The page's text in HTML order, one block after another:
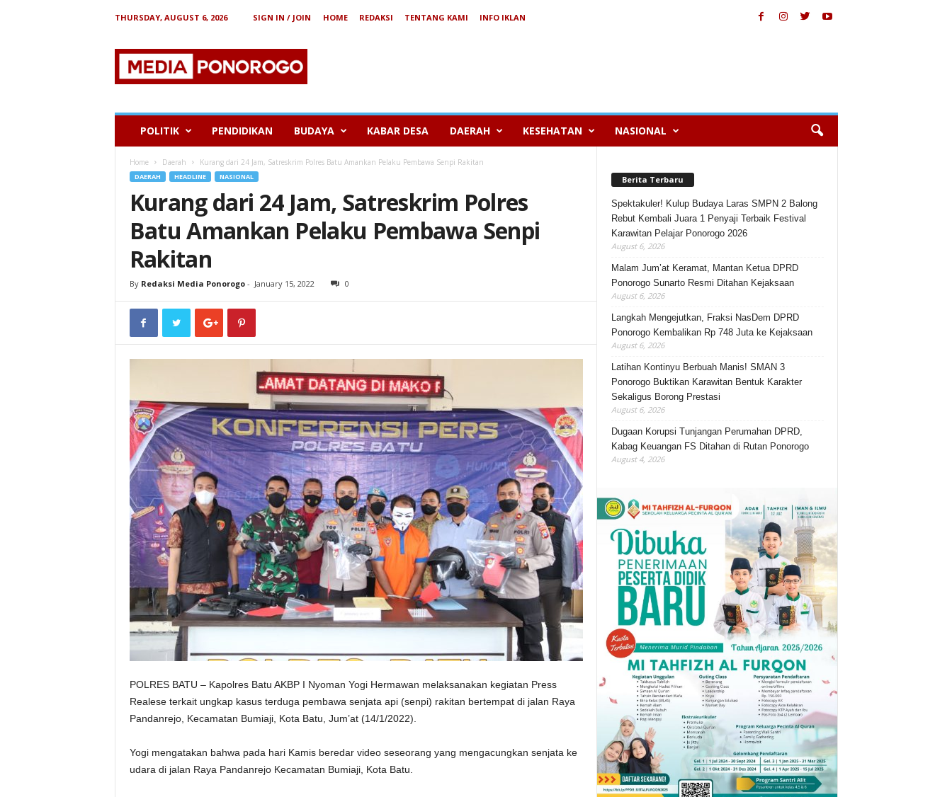
THURSDAY, AUGUST 6, 2026 SIGN IN / JOIN HOME REDAKSI TENTANG KAMI
INFO IKLAN
e
POLITIK PENDIDIKAN BUDAYA KABAR DESA DAERAH KESEHATAN NASIONAL
Home Daerah Kurang dari 24 Jam, Satreskrim Polres Batu Amankan Pelaku Pembawa Senpi Rakitan
DAERAH HEADLINE NASIONAL
Kurang dari 24 Jam, Satreskrim Polres
Batu Amankan Pelaku Pembawa Senpi
Rakitan
By Redaksi Media Ponorogo- January 15, 2022 0
POLRES BATU – Kapolres Batu AKBP I Nyoman Yogi Hermawan melaksanakan kegiatan Press
Realese terkait ungkap kasus terduga pembawa senjata api (senpi) rakitan bertempat di jalan Raya
Pandanrejo, Kecamatan Bumiaji, Kota Batu, Jum’at (14/1/2022).
Yogi mengatakan bahwa pada hari Kamis beredar video seseorang yang mengacungkan senjata ke
udara di jalan Raya Pandanrejo Kecamatan Bumiaji, Kota Batu.
Berita Terbaru
Spektakuler! Kulup Budaya Laras SMPN 2 Balong
Rebut Kembali Juara 1 Penyaji Terbaik Festival
Karawitan Pelajar Ponorogo 2026
August 6, 2026
Malam Jum’at Keramat, Mantan Ketua DPRD
Ponorogo Sunarto Resmi Ditahan Kejaksaan
August 6, 2026
Langkah Mengejutkan, Fraksi NasDem DPRD
Ponorogo Kembalikan Rp 748 Juta ke Kejaksaan
August 6, 2026
Latihan Kontinyu Berbuah Manis! SMAN 3
Ponorogo Buktikan Karawitan Bentuk Karakter
Sekaligus Borong Prestasi
August 6, 2026
Dugaan Korupsi Tunjangan Perumahan DPRD,
Kabag Keuangan FS Ditahan di Rutan Ponorogo
August 4, 2026